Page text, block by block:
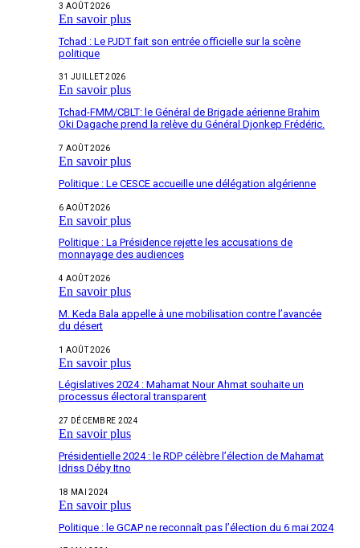
3 AOÛT 2026
En savoir plus
Tchad : Le PJDT fait son entrée officielle sur la scène
politique
31 JUILLET 2026
En savoir plus
Tchad-FMM/CBLT: le Général de Brigade aérienne Brahim
Oki Dagache prend la relève du Général Djonkep Frédéric.
7 AOÛT 2026
En savoir plus
Politique : Le CESCE accueille une délégation algérienne
6 AOÛT 2026
En savoir plus
Politique : La Présidence rejette les accusations de
monnayage des audiences
4 AOÛT 2026
En savoir plus
M. Keda Bala appelle à une mobilisation contre l’avancée
du désert
1 AOÛT 2026
En savoir plus
Législatives 2024 : Mahamat Nour Ahmat souhaite un
processus électoral transparent
27 DÉCEMBRE 2024
En savoir plus
Présidentielle 2024 : le RDP célèbre l’élection de Mahamat
Idriss Déby Itno
18 MAI 2024
En savoir plus
Politique : le GCAP ne reconnaît pas l’élection du 6 mai 2024